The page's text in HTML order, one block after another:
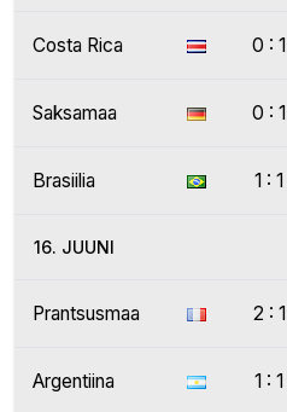
Costa Rica 0 : 1
Saksamaa 0 : 1
Brasiilia 1 : 1
16. JUUNI
Prantsusmaa 2 : 1
Argentiina 1 : 1